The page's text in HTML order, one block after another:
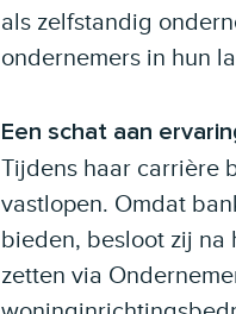
als zelfstandig
ondernemers in hun
Een schat aan
Tijdens haar carrière
vastlopen. Omdat
bieden, besloot zij na
zetten via